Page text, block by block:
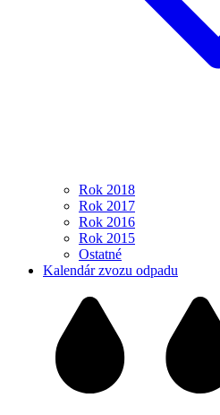
Rok 2018
Rok 2017
Rok 2016
Rok 2015
Ostatné
Kalendár zvozu odpadu